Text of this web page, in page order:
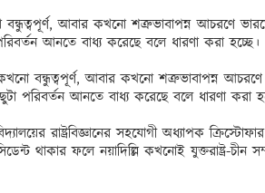
বন্ধুত্বপূর্ণ, আবার কখনো শত্রুভাবাপন্ন আচরণে
আনতে বাধ্য করেছে বলে ধারণা করা হচ্ছে।
কখনো বন্ধুত্বপূর্ণ, আবার কখনো শত্রুভাবাপন্ন
পরিবর্তন আনতে বাধ্য করেছে বলে ধারণা করা
রাষ্ট্রবিজ্ঞানের সহযোগী অধ্যাপক
থাকার ফলে নয়াদিল্লি কখনোই যুক্তরাষ্ট্র-